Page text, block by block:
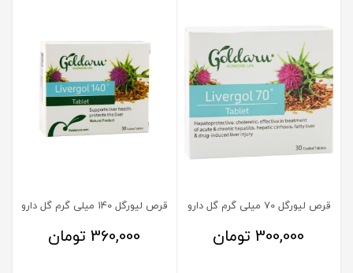
قرص لیورگل 70 میلی گرم گل دارو
300,000تومان
قرص لیورگل 140 میلی گرم گل دارو
360,000تومان